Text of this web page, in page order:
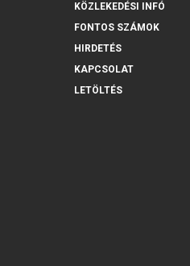
KÖZLEKEDÉSI INFÓ
FONTOS SZÁMOK
HIRDETÉS
KAPCSOLAT
LETÖLTÉS